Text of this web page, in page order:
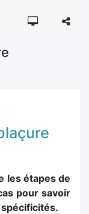
les étapes de
pour savoir